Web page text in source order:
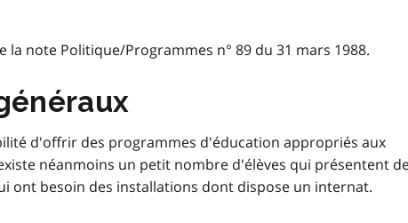
la note Politique/Programmes n° 89 du 31 mars 1988.
d'offrir des programmes d'éducation appropriés aux
néanmoins un petit nombre d'élèves qui présentent
ont besoin des installations dont dispose un internat.